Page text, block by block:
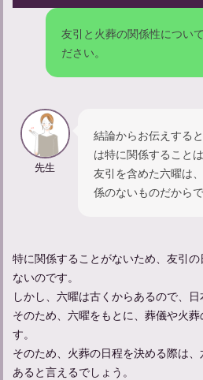
忌中期間中の孫の振る舞いについて
参列者のマナーガイド：弔事に参列
友引と火葬の関係性につい
ださい。
先生
結論からお伝えする
は特に関係すること
友引を含めた六曜は
係のないものだからで
特に関係することがないため、友引
ないのです。
しかし、六曜は古くからあるので、日
そのため、六曜をもとに、葬儀や火
す。
そのため、火葬の日程を決める際は
あると言えるでしょう。